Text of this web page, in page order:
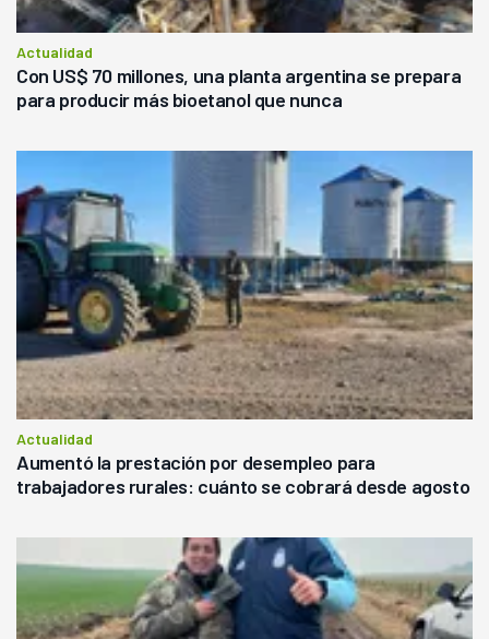
Actualidad
Con US$ 70 millones, una planta argentina se prepara
para producir más bioetanol que nunca
Actualidad
Aumentó la prestación por desempleo para
trabajadores rurales: cuánto se cobrará desde agosto